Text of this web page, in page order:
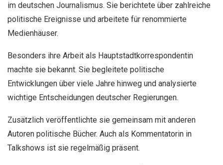
im deutschen Journalismus. Sie berichtete über zahlreiche
politische Ereignisse und arbeitete für renommierte
Medienhäuser.
Besonders ihre Arbeit als Hauptstadtkorrespondentin
machte sie bekannt. Sie begleitete politische
Entwicklungen über viele Jahre hinweg und analysierte
wichtige Entscheidungen deutscher Regierungen.
Zusätzlich veröffentlichte sie gemeinsam mit anderen
Autoren politische Bücher. Auch als Kommentatorin in
Talkshows ist sie regelmäßig präsent.